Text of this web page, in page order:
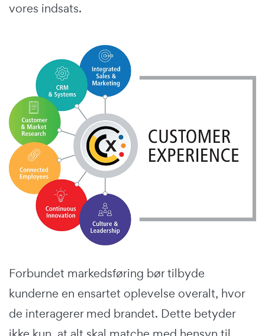
vores indsats.
Forbundet markedsføring bør tilbyde
kunderne en ensartet oplevelse overalt, hvor
de interagerer med brandet. Dette betyder